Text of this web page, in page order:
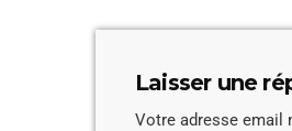
Laisser une
Votre adresse email